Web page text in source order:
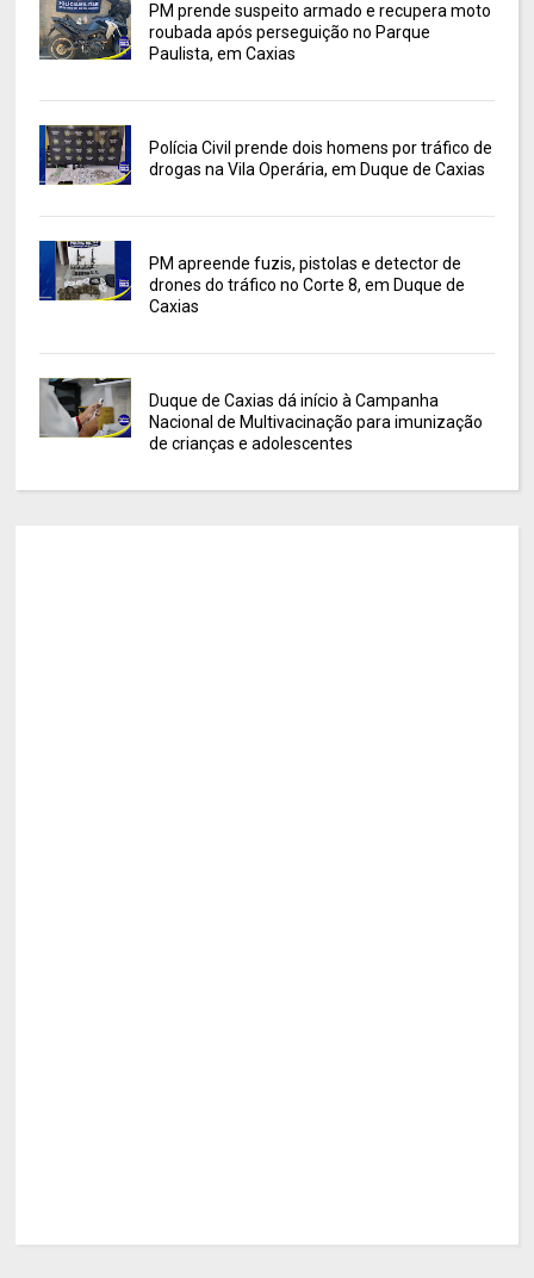
PM prende suspeito armado e recupera moto
roubada após perseguição no Parque
Paulista, em Caxias
Polícia Civil prende dois homens por tráfico de
drogas na Vila Operária, em Duque de Caxias
PM apreende fuzis, pistolas e detector de
drones do tráfico no Corte 8, em Duque de
Caxias
Duque de Caxias dá início à Campanha
Nacional de Multivacinação para imunização
de crianças e adolescentes